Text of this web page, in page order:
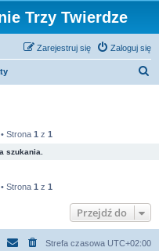
Trzy Twierdze
Zaloguj się
Zarejestruj się
Strona 1 z 1
szukania.
Strona 1 z 1
Przejdź do
Strefa czasowa UTC+02:00